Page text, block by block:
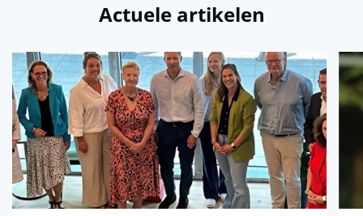
Actuele artikelen